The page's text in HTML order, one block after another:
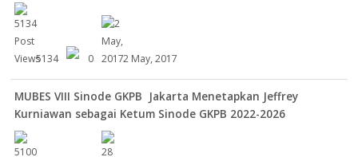
5134 0 2 May, 2017
MUBES VIII Sinode GKPB Jakarta Menetapkan Jeffrey
Kurniawan sebagai Ketum Sinode GKPB 2022-2026